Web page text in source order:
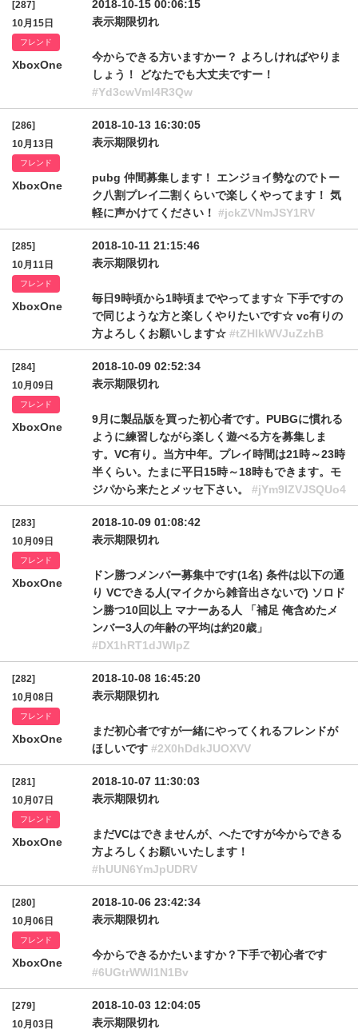
[287]
10月15日
フレンド
XboxOne
2018-10-15 00:06:15
表示期限切れ
今からできる方いますかー？ よろしければやりま
しょう！ どなたでも大丈夫ですー！
#Yd3cwVml4R3Qw
[286]
10月13日
フレンド
XboxOne
2018-10-13 16:30:05
表示期限切れ
pubg 仲間募集します！ エンジョイ勢なのでトー
ク八割プレイ二割くらいで楽しくやってます！ 気
軽に声かけてください！ #jckZVNmJSY1RV
[285]
10月11日
フレンド
XboxOne
2018-10-11 21:15:46
表示期限切れ
毎日9時頃から1時頃までやってます☆ 下手ですの
で同じような方と楽しくやりたいです☆ vc有りの
方よろしくお願いします☆ #tZHlkWVJuZzhB
[284]
10月09日
フレンド
XboxOne
2018-10-09 02:52:34
表示期限切れ
9月に製品版を買った初心者です。PUBGに慣れる
ように練習しながら楽しく遊べる方を募集しま
す。VC有り。当方中年。プレイ時間は21時～23時
半くらい。たまに平日15時～18時もできます。モ
ジパから来たとメッセ下さい。 #jYm9lZVJSQUo4
[283]
10月09日
フレンド
XboxOne
2018-10-09 01:08:42
表示期限切れ
ドン勝つメンバー募集中です(1名) 条件は以下の通
り VCできる人(マイクから雑音出さないで) ソロド
ン勝つ10回以上 マナーある人 「補足 俺含めたメ
ンバー3人の年齢の平均は約20歳」
#DX1hRT1dJWlpZ
[282]
10月08日
フレンド
XboxOne
2018-10-08 16:45:20
表示期限切れ
まだ初心者ですが一緒にやってくれるフレンドが
ほしいです #2X0hDdkJUOXVV
[281]
10月07日
フレンド
XboxOne
2018-10-07 11:30:03
表示期限切れ
まだVCはできませんが、へたですが今からできる
方よろしくお願いいたします！
#hUUN6YmJpUDRV
[280]
10月06日
フレンド
XboxOne
2018-10-06 23:42:34
表示期限切れ
今からできるかたいますか？下手で初心者です
#6UGtrWWl1N1Bv
[279]
10月03日
2018-10-03 12:04:05
表示期限切れ